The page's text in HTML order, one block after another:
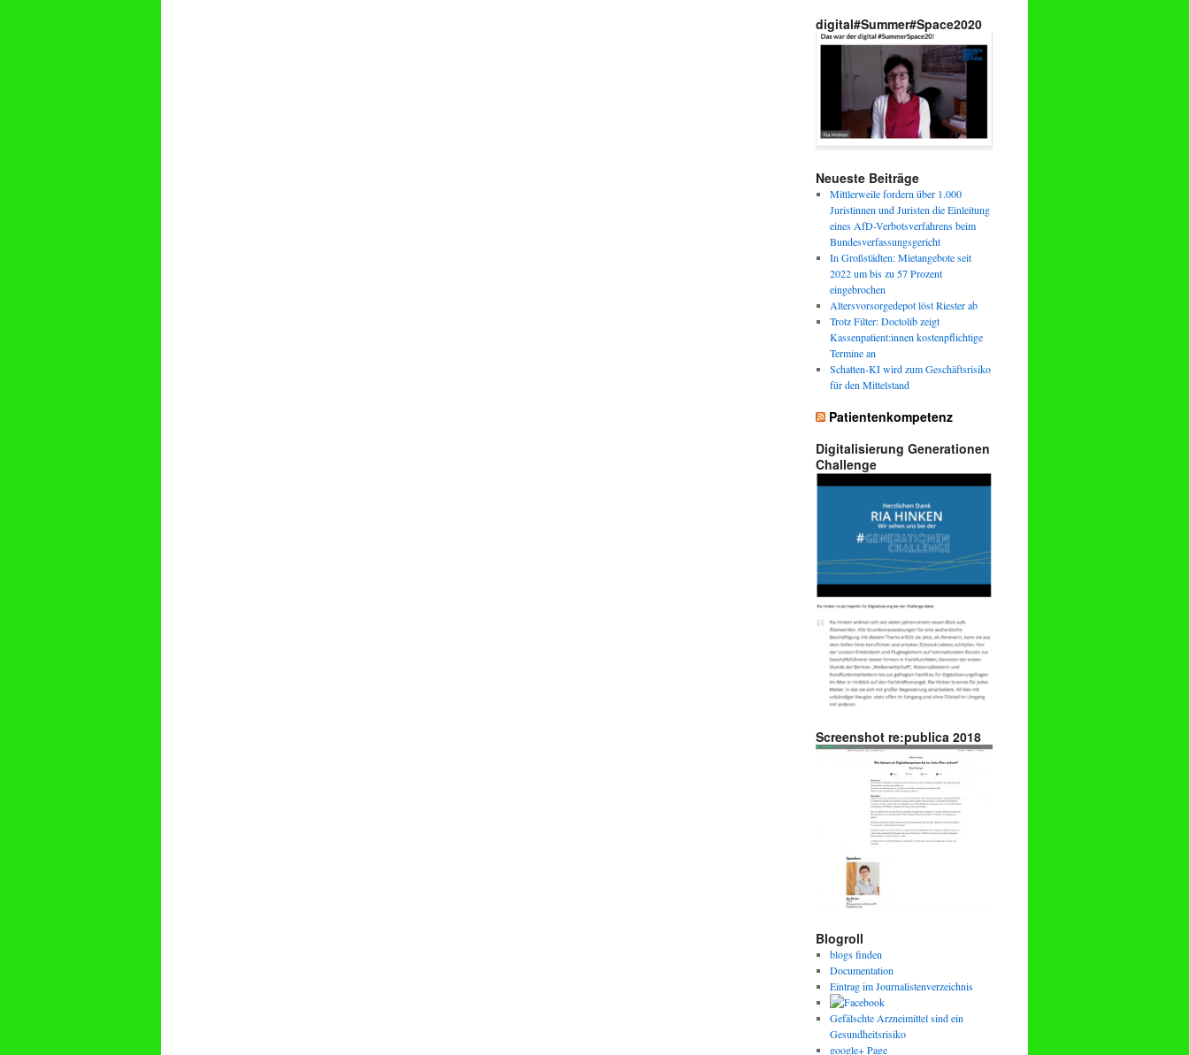
digital#Summer#Space2020
Neueste Beiträge
Mittlerweile fordern über 1.000
Juristinnen und Juristen die Einleitung
eines AfD-Verbotsverfahrens beim
Bundesverfassungsgericht
In Großstädten: Mietangebote seit
2022 um bis zu 57 Prozent
eingebrochen
Altersvorsorgedepot löst Riester ab
Trotz Filter: Doctolib zeigt
Kassenpatient:innen kostenpflichtige
Termine an
Schatten-KI wird zum Geschäftsrisiko
für den Mittelstand
Patientenkompetenz
Digitalisierung Generationen
Challenge
Screenshot re:publica 2018
Blogroll
blogs finden
Documentation
Eintrag im Journalistenverzeichnis
Gefälschte Arzneimittel sind ein
Gesundheitsrisiko
google+ Page